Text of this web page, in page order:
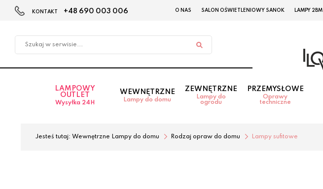
w
KONTAKT +48 690 003 006 O NAS SALON OŚWIETLENIOWY SANOK LAMPY 2BM
LAMPOWY
OUTLET
Wysyłka 24H
WEWNĘTRZNE
Lampy do domu
ZEWNĘTRZNE
Lampy do
ogrodu
PRZEMYSŁOWE
Oprawy
techniczne
Jesteś tutaj: Wewnętrzne Lampy do domu Rodzaj opraw do domu Lampy sufitowe